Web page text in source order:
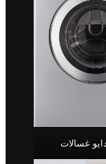
غسالات